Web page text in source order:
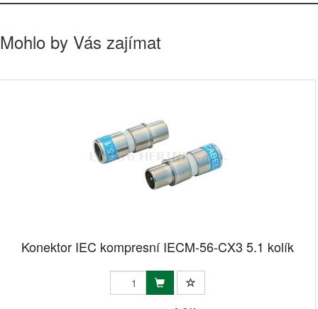
Mohlo by Vás zajímat
Konektor IEC kompresní IECM-56-CX3 5.1 kolík